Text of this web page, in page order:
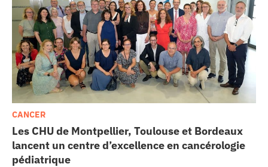
Les CHU de Montpellier, Toulouse et Bordeaux
lancent un centre d’excellence en cancérologie
pédiatrique
CANCER